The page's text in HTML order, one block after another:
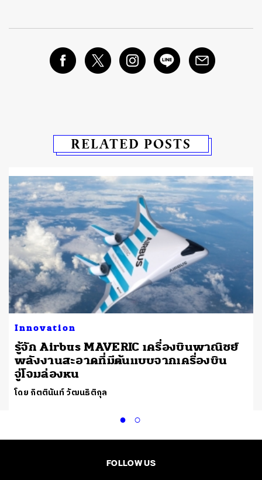
RELATED POSTS
Innovation
รู้จัก Airbus MAVERIC เครื่องบินพาณิชย์
พลังงานสะอาดที่มีต้นแบบจากเครื่องบิน
จู่โจมล่องหน
โดย กิตตินันท์ วัฒนธิติกุล
FOLLOW US